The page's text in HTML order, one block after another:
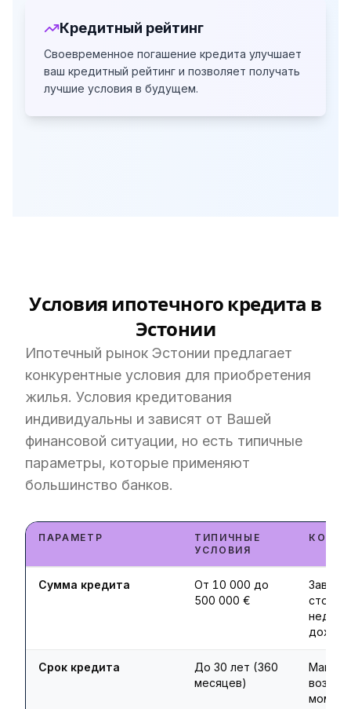
Кредитный рейтинг
Своевременное погашение кредита улучшает
ваш кредитный рейтинг и позволяет получать
лучшие условия в будущем.
Условия ипотечного кредита в
Эстонии
Ипотечный рынок Эстонии предлагает
конкурентные условия для приобретения
жилья. Условия кредитования
индивидуальны и зависят от Вашей
финансовой ситуации, но есть типичные
параметры, которые применяют
большинство банков.
ПАРАМЕТР
ТИПИЧНЫЕ
УСЛОВИЯ
Сумма кредита
От 10 000 до
500 000 €
дохода
Срок кредита
До 30 лет (360
месяцев)
момент